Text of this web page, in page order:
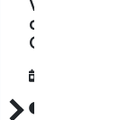
Visión por
Google